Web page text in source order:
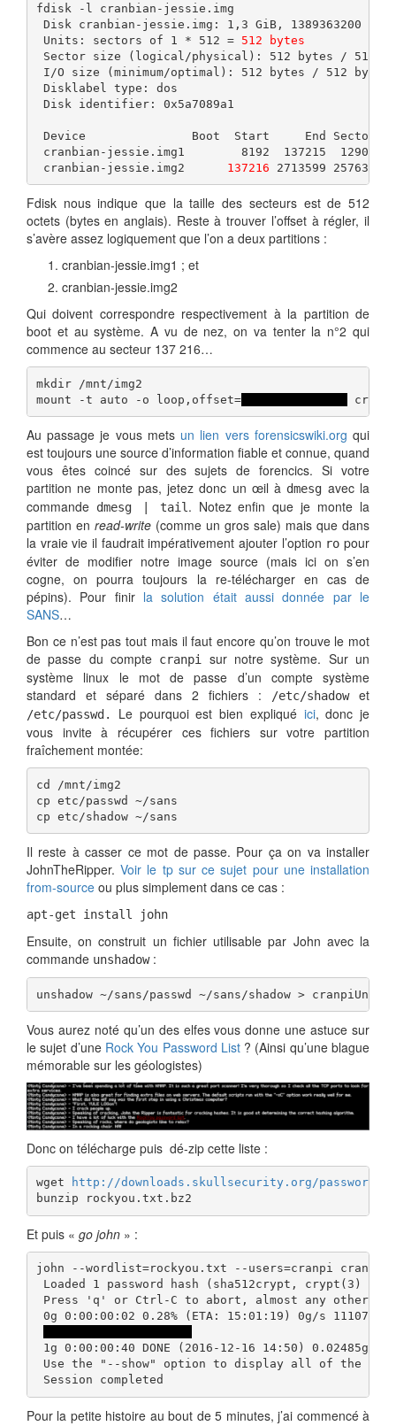
fdisk -l cranbian-jessie.img
Disk cranbian-jessie.img: 1,3 GiB, 1389363200
Units: sectors of 1 * 512 = 512 bytes
Sector size (logical/physical): 512 bytes / 512
I/O size (minimum/optimal): 512 bytes / 512 bytes
Disklabel type: dos
Disk identifier: 0x5a7089a1
Device               Boot  Start     End Sectors
cranbian-jessie.img1        8192  137215  129024
cranbian-jessie.img2 137216 2713599 2576384
Fdisk nous indique que la taille des secteurs est de 512
octets (bytes en anglais). Reste à trouver l’offset à régler, il
s’avère assez logiquement que l’on a deux partitions :
cranbian-jessie.img1 ; et
cranbian-jessie.img2
Qui doivent correspondre respectivement à la partition de
boot et au système. A vu de nez, on va tenter la n°2 qui
commence au secteur 137 216…
mkdir /mnt/img2
mount -t auto -o loop,offset=$((512*137216))
Au passage je vous mets un lien vers forensicswiki.org qui
est toujours une source d’information fiable et connue, quand
vous êtes coincé sur des sujets de forencics. Si votre
partition ne monte pas, jetez donc un œil à dmesg avec la
commande dmesg | tail. Notez enfin que je monte la
partition en read-write (comme un gros sale) mais que dans
la vraie vie il faudrait impérativement ajouter l’option ro pour
éviter de modifier notre image source (mais ici on s’en
cogne, on pourra toujours la re-télécharger en cas de
pépins). Pour finir la solution était aussi donnée par le
SANS…
Bon ce n’est pas tout mais il faut encore qu’on trouve le mot
de passe du compte cranpi sur notre système. Sur un
système linux le mot de passe d’un compte système
standard et séparé dans 2 fichiers :
/etc/shadowet
/etc/passwd. Le pourquoi est bien expliqué ici, donc je
vous invite à récupérer ces fichiers sur votre partition
fraîchement montée:
cd /mnt/img2
cp etc/passwd ~/sans
cp etc/shadow ~/sans
Il reste à casser ce mot de passe. Pour ça on va installer
JohnTheRipper.Voir le tp sur ce sujet pour une installation
from-source ou plus simplement dans ce cas :
apt-get install john
Ensuite, on construit un fichier utilisable par John avec la
commande unshadow:
unshadow ~/sans/passwd ~/sans/shadow >
Vous aurez noté qu’un des elfes vous donne une astuce sur
le sujet d’une Rock You Password List? (Ainsi qu’une blague
mémorable sur les géologistes)
Donc on télécharge puis dé-zip cette liste :
wget
http://downloads.skullsecurity.org/passwords/
bunzip rockyou.txt.bz2
Et puis « go john » :
john --wordlist=rockyou.txt --users=cranpi
Loaded 1 password hash (sha512crypt, crypt(3) $6$
Press 'q' or Ctrl-C to abort, almost any other
0g 0:00:00:02 0.28% (ETA: 15:01:19) 0g/s 11107p/s
1g 0:00:00:40 DONE (2016-12-16 14:50) 0.02485g/s
Use the "--show" option to display all of the
Session completed
Pour la petite histoire au bout de 5 minutes, j’ai commencé à